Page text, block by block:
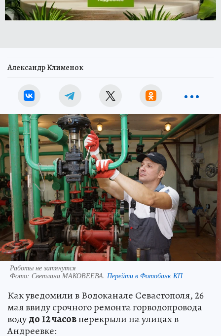
Александр Клименок
Работы не затянутся
Фото: Светлана МАКОВЕЕВА. Перейти в Фотобанк КП
Как уведомили в Водоканале Севастополя, 26
мая ввиду срочного ремонта горводопровода
водудо 12 часовперекрыли на улицах в
Андреевке: